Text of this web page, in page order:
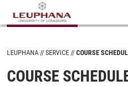
LEUPHANA SERVICE COURSE
COURSE